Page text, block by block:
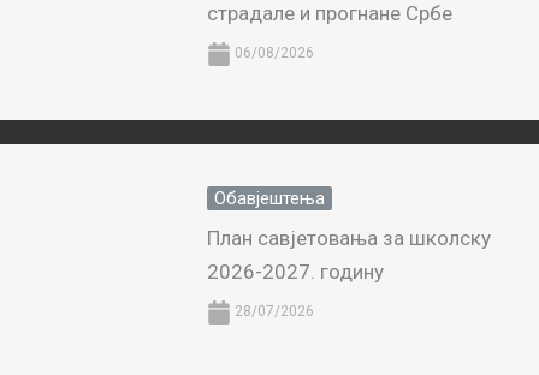
страдале и прогнане Србе
06/08/2026
Обавјештења
План савјетовања за школску
2026-2027. годину
28/07/2026